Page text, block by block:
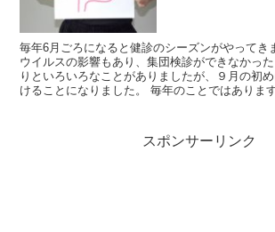
毎年6月ごろになると健診のシーズンがやってき
ウイルスの影響もあり、集団検診ができなかっ
りといろいろなことがありましたが、９月の初
けることになりました。 毎年のことではあります
スポンサーリンク